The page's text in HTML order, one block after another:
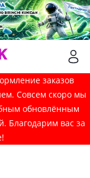
заказов
Совсем скоро мы
обновлённым
Благодарим вас за